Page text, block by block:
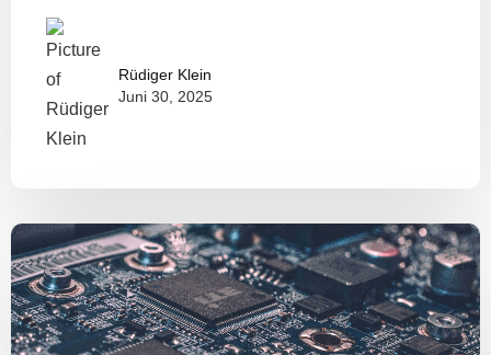
Rüdiger Klein
Juni 30, 2025